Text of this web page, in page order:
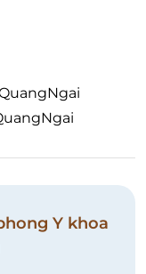
Y khoa